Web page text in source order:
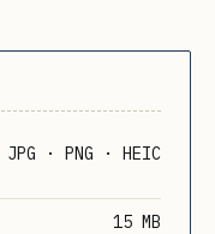
JPG · PNG · HEIC
15 MB